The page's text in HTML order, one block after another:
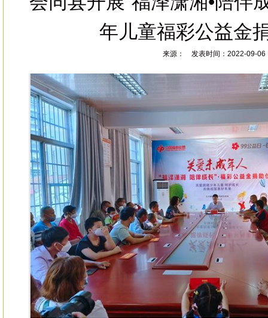
年儿童福彩公益金
来源： 发表时间：2022-09-06